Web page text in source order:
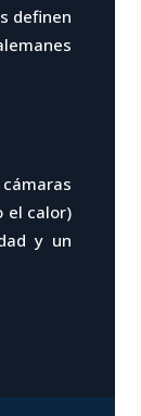
definen
el calor)
y un